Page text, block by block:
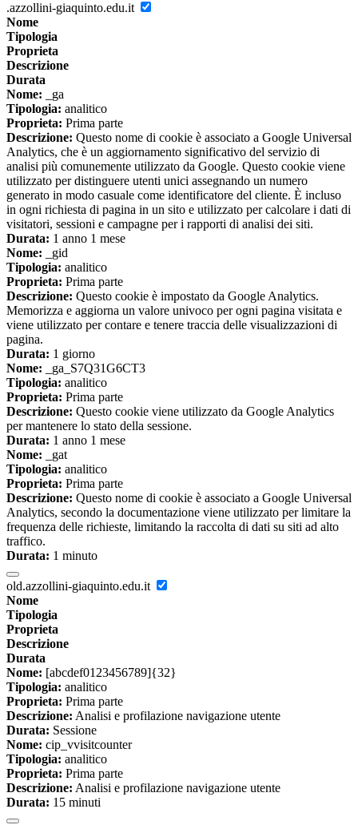
.azzollini-giaquinto.edu.it
Nome
Tipologia
Proprieta
Descrizione
Durata
Nome: _ga
Tipologia: analitico
Proprieta: Prima parte
Descrizione: Questo nome di cookie è associato a Google Universal
Analytics, che è un aggiornamento significativo del servizio di
analisi più comunemente utilizzato da Google. Questo cookie viene
utilizzato per distinguere utenti unici assegnando un numero
generato in modo casuale come identificatore del cliente. È incluso
in ogni richiesta di pagina in un sito e utilizzato per calcolare i dati di
visitatori, sessioni e campagne per i rapporti di analisi dei siti.
Durata: 1 anno 1 mese
Nome: _gid
Tipologia: analitico
Proprieta: Prima parte
Descrizione: Questo cookie è impostato da Google Analytics.
Memorizza e aggiorna un valore univoco per ogni pagina visitata e
viene utilizzato per contare e tenere traccia delle visualizzazioni di
pagina.
Durata: 1 giorno
Nome: _ga_S7Q31G6CT3
Tipologia: analitico
Proprieta: Prima parte
Descrizione: Questo cookie viene utilizzato da Google Analytics
per mantenere lo stato della sessione.
Durata: 1 anno 1 mese
Nome: _gat
Tipologia: analitico
Proprieta: Prima parte
Descrizione: Questo nome di cookie è associato a Google Universal
Analytics, secondo la documentazione viene utilizzato per limitare la
frequenza delle richieste, limitando la raccolta di dati su siti ad alto
traffico.
Durata: 1 minuto
old.azzollini-giaquinto.edu.it
Nome
Tipologia
Proprieta
Descrizione
Durata
Nome: [abcdef0123456789]{32}
Tipologia: analitico
Proprieta: Prima parte
Descrizione: Analisi e profilazione navigazione utente
Durata: Sessione
Nome: cip_vvisitcounter
Tipologia: analitico
Proprieta: Prima parte
Descrizione: Analisi e profilazione navigazione utente
Durata: 15 minuti